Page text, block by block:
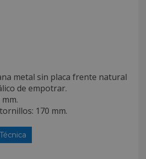
metal sin placa frente natural
de empotrar.
170 mm.